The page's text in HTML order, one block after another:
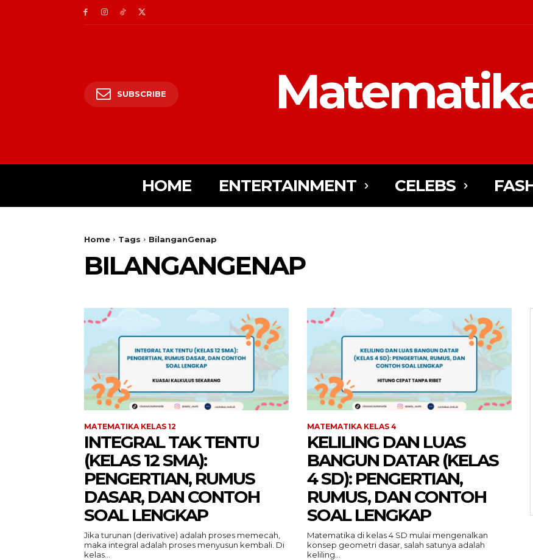
SUBSCRIBE
HOME ENTERTAINMENT CELEBS
Home Tags BilanganGenap
BILANGANGENAP
MATEMATIKA KELAS 12
INTEGRAL TAK TENTU
(KELAS 12 SMA):
PENGERTIAN, RUMUS
DASAR, DAN CONTOH
SOAL LENGKAP
Jika turunan (derivative) adalah proses memecah,
maka integral adalah proses menyusun kembali. Di
kelas...
MATEMATIKA KELAS 4
KELILING DAN LUAS
BANGUN DATAR (KELAS
4 SD): PENGERTIAN,
RUMUS, DAN CONTOH
SOAL LENGKAP
Matematika di kelas 4 SD mulai mengenalkan
konsep geometri dasar, salah satunya adalah
keliling...